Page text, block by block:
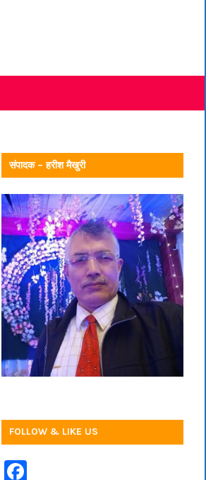
संपादक – हरीश मैखुरी
FOLLOW & LIKE US
F